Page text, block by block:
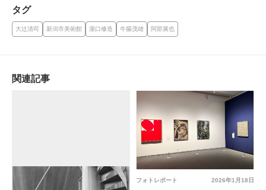
タグ
大辻清司 新潟市美術館 瀧口修造 牛腸茂雄 阿部展也
関連記事
2026年1月18日
フォトレポート